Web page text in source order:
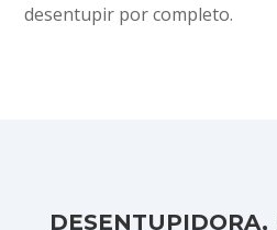
desentupir por completo.
DESENTUPIDORA,